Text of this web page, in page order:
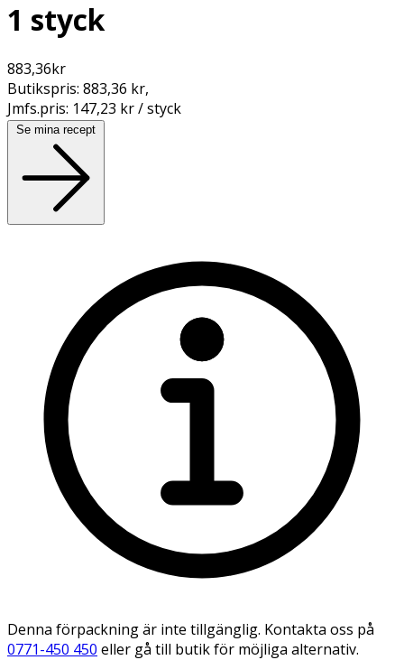
1 styck
883,36kr
Butikspris: 883,36 kr,
Jmfs.pris: 147,23 kr / styck
Se mina recept
Denna förpackning är inte tillgänglig. Kontakta oss på
0771-450 450 eller gå till butik för möjliga alternativ.